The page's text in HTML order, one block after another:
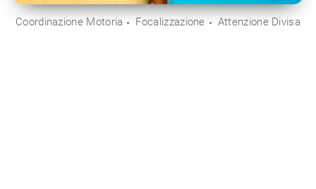
Coordinazione Motoria Focalizzazione Attenzione Divisa